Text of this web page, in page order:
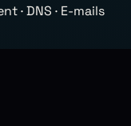
· DNS · E-mails